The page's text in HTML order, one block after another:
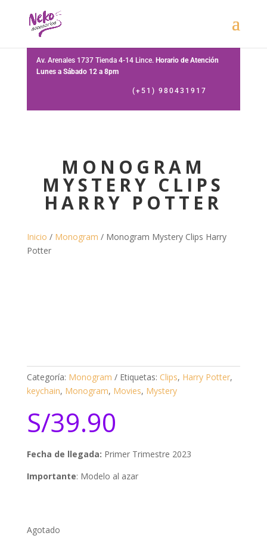
Av. Arenales 1737 Tienda 4-14 Lince. Horario de Atención
Lunes a Sábado 12 a 8pm
(+51) 980431917
MONOGRAM
MYSTERY CLIPS
HARRY POTTER
Inicio / Monogram / Monogram Mystery Clips Harry
Potter
Categoría: Monogram Etiquetas: Clips, Harry Potter,
keychain, Monogram, Movies, Mystery
S/39.90
Fecha de llegada: Primer Trimestre 2023
Importante: Modelo al azar
Agotado